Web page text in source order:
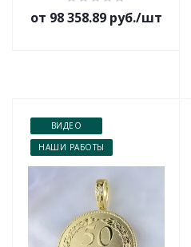
от 98 358.89 руб./шт
ВИДЕО
НАШИ РАБОТЫ